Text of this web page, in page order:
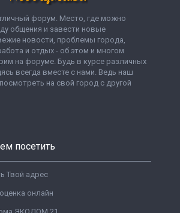
форум. Место, где можно
общения и завести новые
новости, проблемы города,
и отдых - об этом и многом
на форуме. Будь в курсе различных
всегда вместе с нами. Ведь наш
на свой город с другой
посетить
Твой адрес
онлайн